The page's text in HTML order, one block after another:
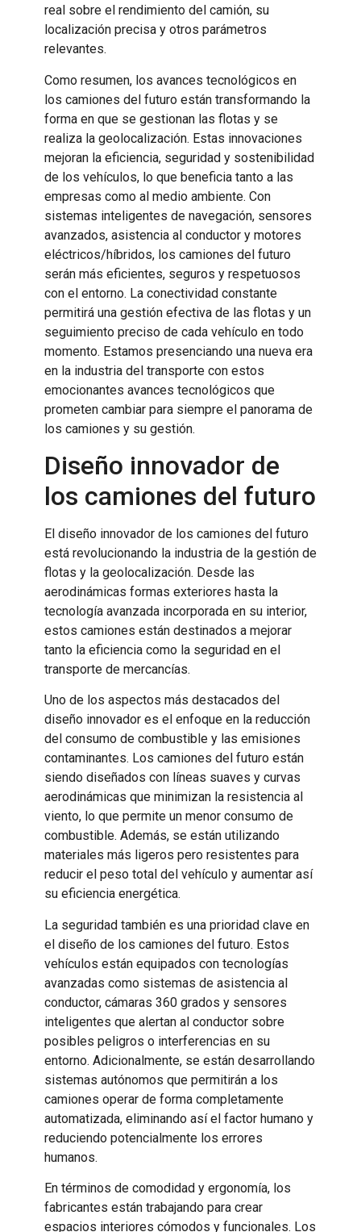
real sobre el rendimiento del camión, su
localización precisa y otros parámetros
relevantes.
Como resumen, los avances tecnológicos en
los camiones del futuro están transformando la
forma en que se gestionan las flotas y se
realiza la geolocalización. Estas innovaciones
mejoran la eficiencia, seguridad y sostenibilidad
de los vehículos, lo que beneficia tanto a las
empresas como al medio ambiente. Con
sistemas inteligentes de navegación, sensores
avanzados, asistencia al conductor y motores
eléctricos/híbridos, los camiones del futuro
serán más eficientes, seguros y respetuosos
con el entorno. La conectividad constante
permitirá una gestión efectiva de las flotas y un
seguimiento preciso de cada vehículo en todo
momento. Estamos presenciando una nueva era
en la industria del transporte con estos
emocionantes avances tecnológicos que
prometen cambiar para siempre el panorama de
los camiones y su gestión.
Diseño innovador de
los camiones del futuro
El diseño innovador de los camiones del futuro
está revolucionando la industria de la gestión de
flotas y la geolocalización. Desde las
aerodinámicas formas exteriores hasta la
tecnología avanzada incorporada en su interior,
estos camiones están destinados a mejorar
tanto la eficiencia como la seguridad en el
transporte de mercancías.
Uno de los aspectos más destacados del
diseño innovador es el enfoque en la reducción
del consumo de combustible y las emisiones
contaminantes. Los camiones del futuro están
siendo diseñados con líneas suaves y curvas
aerodinámicas que minimizan la resistencia al
viento, lo que permite un menor consumo de
combustible. Además, se están utilizando
materiales más ligeros pero resistentes para
reducir el peso total del vehículo y aumentar así
su eficiencia energética.
La seguridad también es una prioridad clave en
el diseño de los camiones del futuro. Estos
vehículos están equipados con tecnologías
avanzadas como sistemas de asistencia al
conductor, cámaras 360 grados y sensores
inteligentes que alertan al conductor sobre
posibles peligros o interferencias en su
entorno. Adicionalmente, se están desarrollando
sistemas autónomos que permitirán a los
camiones operar de forma completamente
automatizada, eliminando así el factor humano y
reduciendo potencialmente los errores
humanos.
En términos de comodidad y ergonomía, los
fabricantes están trabajando para crear
espacios interiores cómodos y funcionales. Los